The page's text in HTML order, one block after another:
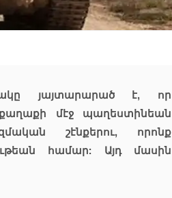
յայտարարած է, որ
մէջ պաղեստինեան
շէնքերու, որոնք
համար: Այդ մասին